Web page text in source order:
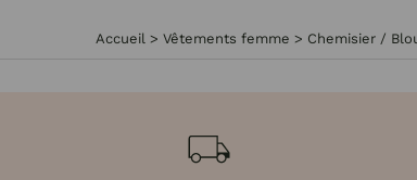
Accueil > Vêtements femme > Chemisier /